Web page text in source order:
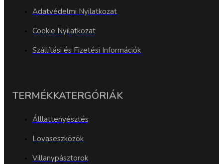
Adatvédelmi Nyilatkozat
Cookie Nyilatkozat
Szállítási és Fizetési Információk
TERMÉKKATERGÓRIÁK
Álllattenyésztés
Lovaseszközök
Villanypásztorok